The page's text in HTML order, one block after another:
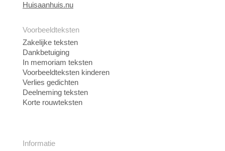
Huisaanhuis.nu
Voorbeeldteksten
Zakelijke teksten
Dankbetuiging
In memoriam teksten
Voorbeeldteksten kinderen
Verlies gedichten
Deelneming teksten
Korte rouwteksten
Informatie